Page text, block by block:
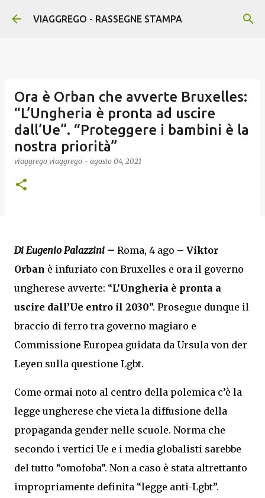
Passa ai contenuti principali
VIAGGREGO - RASSEGNE STAMPA
Ora è Orban che avverte Bruxelles:
“L’Ungheria è pronta ad uscire
dall’Ue”. “Proteggere i bambini è la
nostra priorità”
viaggrego viaggrego - agosto 04, 2021
Di Eugenio Palazzini – Roma, 4 ago – Viktor
Orban è infuriato con Bruxelles e ora il governo
ungherese avverte: “L’Ungheria è pronta a
uscire dall’Ue entro il 2030”. Prosegue dunque il
braccio di ferro tra governo magiaro e
Commissione Europea guidata da Ursula von der
Leyen sulla questione Lgbt.
Come ormai noto al centro della polemica c’è la
legge ungherese che vieta la diffusione della
propaganda gender nelle scuole. Norma che
secondo i vertici Ue e i media globalisti sarebbe
del tutto “omofoba”. Non a caso è stata altrettanto
impropriamente definita “legge anti-Lgbt”.